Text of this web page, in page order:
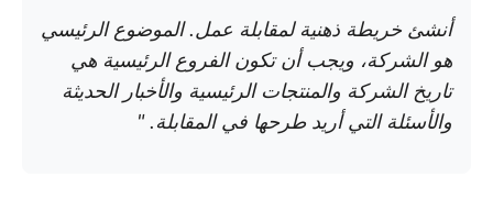
أنشئ خريطة ذهنية لمقابلة عمل. الموضوع الرئيسي
هو الشركة، ويجب أن تكون الفروع الرئيسية هي
تاريخ الشركة والمنتجات الرئيسية والأخبار الحديثة
والأسئلة التي أريد طرحها في المقابلة. "